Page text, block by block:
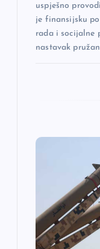
uspješno
je finansijsku
rada i socijalne
nastavak